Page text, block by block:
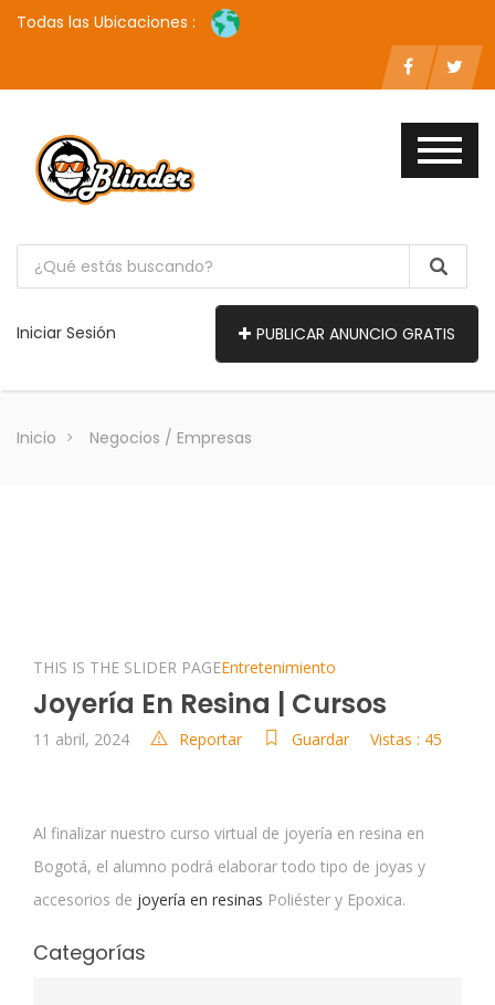
Todas las Ubicaciones :
Iniciar Sesión PUBLICAR ANUNCIO GRATIS
Inicio Negocios / Empresas
THIS IS THE SLIDER PAGEEntretenimiento
Joyería En Resina | Cursos
11 abril, 2024 Reportar Guardar Vistas : 45
Al finalizar nuestro curso virtual de joyería en resina en
Bogotá, el alumno podrá elaborar todo tipo de joyas y
accesorios de joyería en resinas Poliéster y Epoxica.
Categorías